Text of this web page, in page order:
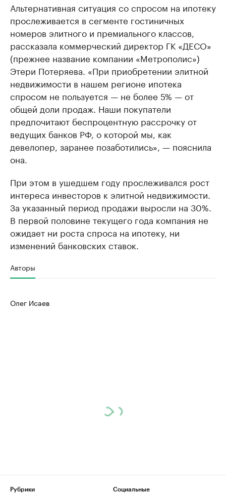
Альтернативная ситуация со спросом на ипотеку
прослеживается в сегменте гостиничных
номеров элитного и премиального классов,
рассказала коммерческий директор ГК «ДЕСО»
(прежнее название компании «Метрополис»)
Этери Потеряева. «При приобретении элитной
недвижимости в нашем регионе ипотека
спросом не пользуется — не более 5% — от
общей доли продаж. Наши покупатели
предпочитают беспроцентную рассрочку от
ведущих банков РФ, о которой мы, как
девелопер, заранее позаботились», — пояснила
она.
При этом в ушедшем году прослеживался рост
интереса инвесторов к элитной недвижимости.
За указанный период продажи выросли на 30%.
В первой половине текущего года компания не
ожидает ни роста спроса на ипотеку, ни
изменений банковских ставок.
Авторы
Олег Исаев
Рубрики
Социальные